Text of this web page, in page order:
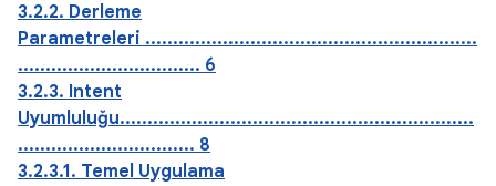
3.2.2. Derleme
Parametreleri ............................................................
................................. 6
3.2.3. Intent
Uyumluluğu................................................................
................................ 8
3.2.3.1. Temel Uygulama